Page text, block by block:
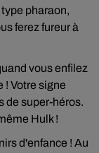
pharaon,
ferez fureur à
vous enfilez
! Votre signe
de super-héros.
Hulk !
d'enfance ! Au